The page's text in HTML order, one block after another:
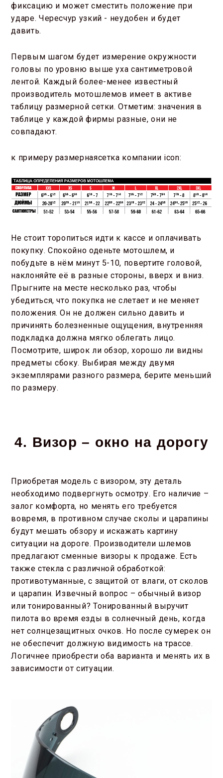
фиксацию и может сместить положение при
ударе. Чересчур узкий - неудобен и будет
давить.
Первым шагом будет измерение окружности
головы по уровню выше уха сантиметровой
лентой. Каждый более-менее известный
производитель мотошлемов имеет в активе
таблицу размерной сетки. Отметим: значения в
таблице у каждой фирмы разные, они не
совпадают.
к примеру размернаясетка компании icon:
Не стоит торопиться идти к кассе и оплачивать
покупку. Спокойно оденьте мотошлем, и
побудьте в нём минут 5-10, повертите головой,
наклоняйте её в разные стороны, вверх и вниз.
Прыгните на месте несколько раз, чтобы
убедиться, что покупка не слетает и не меняет
положения. Он не должен сильно давить и
причинять болезненные ощущения, внутренняя
подкладка должна мягко облегать лицо.
Посмотрите, широк ли обзор, хорошо ли видны
предметы сбоку. Выбирая между двумя
экземплярами разного размера, берите меньший
по размеру.
4. Визор – окно на дорогу
Приобретая модель с визором, эту деталь
необходимо подвергнуть осмотру. Его наличие –
залог комфорта, но менять его требуется
вовремя, в противном случае сколы и царапины
будут мешать обзору и искажать картину
ситуации на дороге. Производители шлемов
предлагают сменные визоры к продаже. Есть
также стекла с различной обработкой:
противотуманные, с защитой от влаги, от сколов
и царапин. Извечный вопрос – обычный визор
или тонированный? Тонированный выручит
пилота во время езды в солнечный день, когда
нет солнцезащитных очков. Но после сумерек он
не обеспечит должную видимость на трассе.
Логичнее приобрести оба варианта и менять их в
зависимости от ситуации.